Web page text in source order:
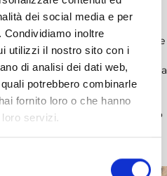
dei social media e per
inoltre
utilizzi il nostro sito con i
di analisi dei dati web,
potrebbero combinarle
fornito loro o che hanno
servizi.
una comunità
questi momenti hanno un valore
costruisce competenze,
conoscenza e partecipazione a
gli associati hanno
E, ancora una volta, hanno
di una rete triveneta viva,
ogni appuntamento in